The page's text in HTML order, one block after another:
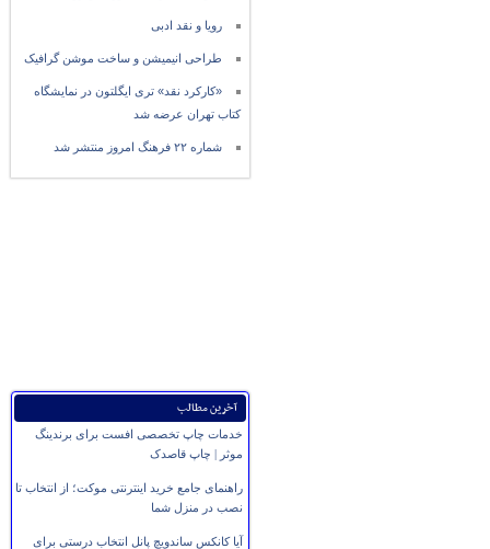
رویا و نقد ادبی
طراحی انیمیشن و ساخت موشن گرافیک
«کارکرد نقد» تری ایگلتون در نمایشگاه
کتاب تهران عرضه شد
شماره ۲۲ فرهنگ امروز منتشر شد
آخرین مطالب
خدمات چاپ تخصصی افست برای برندینگ
موثر | چاپ قاصدک
راهنمای جامع خرید اینترنتی موکت؛ از انتخاب تا
نصب در منزل شما
آیا کانکس ساندویچ پانل انتخاب درستی برای